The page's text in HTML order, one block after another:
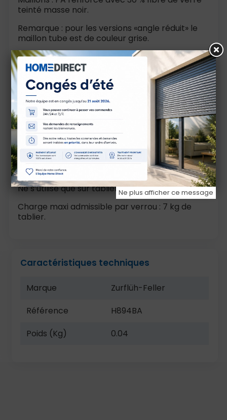
teinté masse noir.
Remarque : pour les versions «angle réduit» le
maillon tube est de couleur grise.
Plaquette verrouillage : tôle inox épaisseur 1
mm.
Utilisation
Se monte sur tube Octo présentant des
lumières de section 5 x 8 mm pas de 60 mm : se
clippe.
Pour tous moteurs.
Particulièrement prévu pour montage sur
tubes Octo 50 et 60.
Ne s’utilise que sur tablier à lames dites «de 8».
Charge maxi admissible par verrou : 7 kg de
tablier.
Caractéristiques techniques
Marque
Zurflüh-Feller
Référence
H894BA
Poids (Kg)
0.04
Ne plus afficher ce message